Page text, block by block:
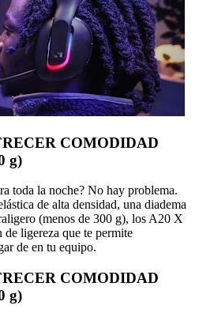
COMODIDAD
g)
toda la noche? No hay problema.
de alta densidad, una diadema
(menos de 300 g), los A20 X
de ligereza que te permite
de en tu equipo.
COMODIDAD
g)